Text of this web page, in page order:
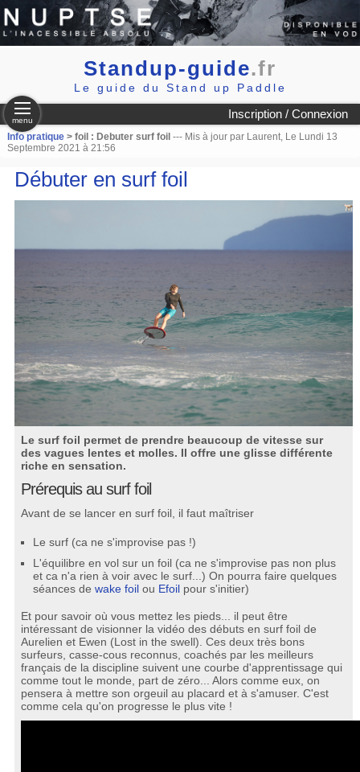
Standup-guide.fr
Le guide du Stand up Paddle
Inscription / Connexion
menu
Info pratique> foil : Debuter surf foil --- Mis à jour par Laurent, Le Lundi 13
Septembre 2021 à 21:56
Débuter en surf foil
Le surf foil permet de prendre beaucoup de vitesse sur
des vagues lentes et molles. Il offre une glisse différente
riche en sensation.
Prérequis au surf foil
Avant de se lancer en surf foil, il faut maîtriser
Le surf (ca ne s'improvise pas !)
L'équilibre en vol sur un foil (ca ne s'improvise pas non plus
et ca n'a rien à voir avec le surf...) On pourra faire quelques
séances dewake foil ou Efoil pour s'initier)
Et pour savoir où vous mettez les pieds... il peut être
intéressant de visionner la vidéo des débuts en surf foil de
Aurelien et Ewen (Lost in the swell). Ces deux très bons
surfeurs, casse-cous reconnus, coachés par les meilleurs
français de la discipline suivent une courbe d'apprentissage qui
comme tout le monde, part de zéro... Alors comme eux, on
pensera à mettre son orgeuil au placard et à s'amuser. C'est
comme cela qu'on progresse le plus vite !